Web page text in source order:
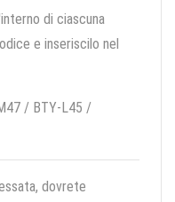
di ciascuna
e inseriscilo nel
/ BTY-L45 /
dovrete